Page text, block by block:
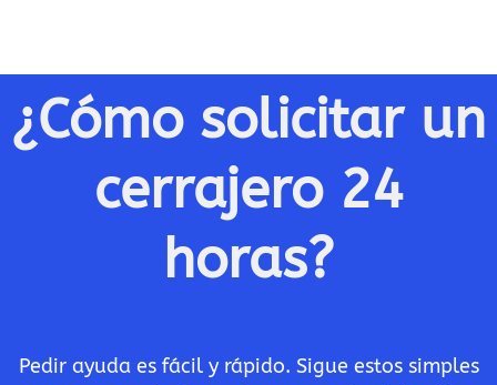
¿Cómo solicitar un
cerrajero 24
horas?
Pedir ayuda es fácil y rápido. Sigue estos simples